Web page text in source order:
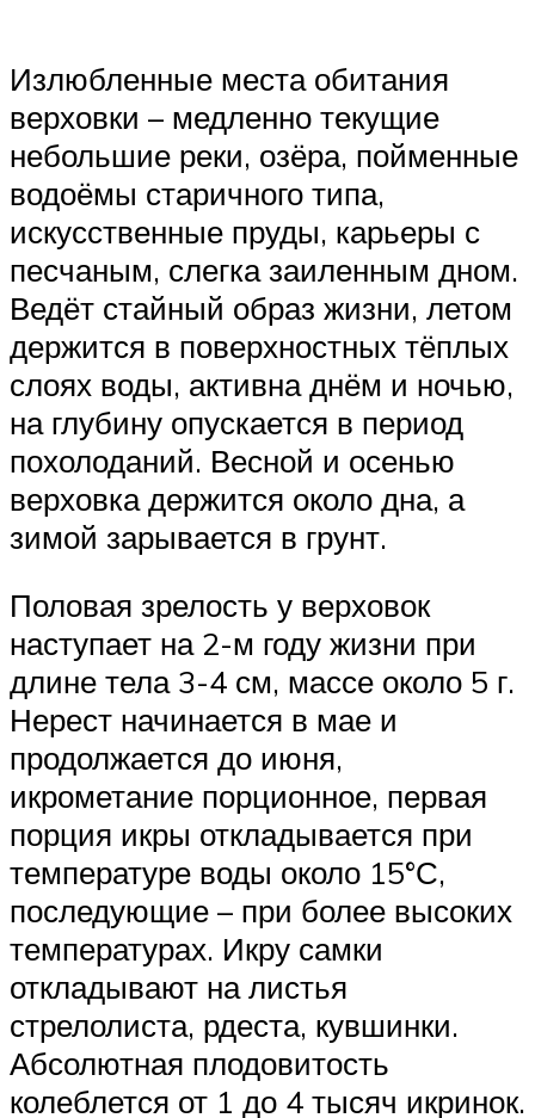
Излюбленные места обитания
верховки – медленно текущие
небольшие реки, озёра, пойменные
водоёмы старичного типа,
искусственные пруды, карьеры с
песчаным, слегка заиленным дном.
Ведёт стайный образ жизни, летом
держится в поверхностных тёплых
слоях воды, активна днём и ночью,
на глубину опускается в период
похолоданий. Весной и осенью
верховка держится около дна, а
зимой зарывается в грунт.
Половая зрелость у верховок
наступает на 2-м году жизни при
длине тела 3-4 см, массе около 5 г.
Нерест начинается в мае и
продолжается до июня,
икрометание порционное, первая
порция икры откладывается при
температуре воды около 15°С,
последующие – при более высоких
температурах. Икру самки
откладывают на листья
стрелолиста, рдеста, кувшинки.
Абсолютная плодовитость
колеблется от 1 до 4 тысяч икринок.